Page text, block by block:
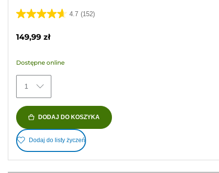
4.7 (152)
4.7
5
152
Recenzji
149,99 zł
Dostępne online
1
DODAJ DO KOSZYKA
Dodaj do listy życzeń